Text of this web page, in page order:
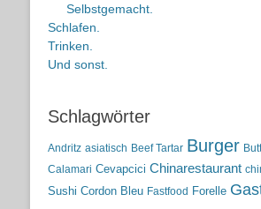
Selbstgemacht.
Schlafen.
Trinken.
Und sonst.
Schlagwörter
Andritz asiatisch Beef Tartar Burger
Calamari Cevapcici Chinarestaurant
Sushi Cordon Bleu Fastfood Forelle